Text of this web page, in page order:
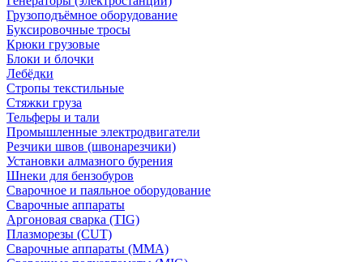
Грузоподъёмное оборудование
Буксировочные тросы
Крюки грузовые
Блоки и блочки
Лебёдки
Стропы текстильные
Стяжки груза
Тельферы и тали
Промышленные электродвигатели
Резчики швов (швонарезчики)
Установки алмазного бурения
Шнеки для бензобуров
Сварочное и паяльное оборудование
Сварочные аппараты
Аргоновая сварка (TIG)
Плазморезы (CUT)
Сварочные аппараты (MMA)